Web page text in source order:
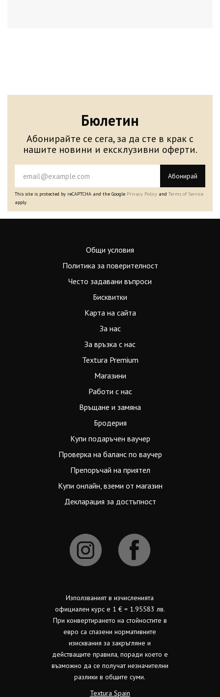
Бюлетин
Абонирайте се сега, за да сте в крак с
нашите новини и ексклузивни оферти.
Абонирай
This site is protected by reCAPTCHA and the Google Privacy Policy and Terms of Service
apply.
Общи условия
Политика за поверителност
Често задавани въпроси
Бисквитки
Карта на сайта
За нас
За връзка с нас
Textura Premium
Магазини
Работи с нас
Връщане и замяна
Бродерия
Купи подаръчен ваучер
Проверка на баланс по ваучер
Препоръчай на приятел
Купи онлайн, вземи от магазин
Декларация за достъпност
Използваният в изчисленията
официален курс е 1 € = 1.95583 лв.
При конвертирането на стойностите в
евро са спазени нормативните
изисквания за закръгляне и
действащите правила, поради което е
възможно да се получат незначителни
разлики в общите суми.
Textura Spain